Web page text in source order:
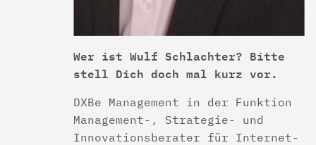
Wer ist Wulf Schlachter? Bitte
stell Dich doch mal kurz vor.
DXBe Management in der Funktion
Management-, Strategie- und
Innovationsberater für Internet-